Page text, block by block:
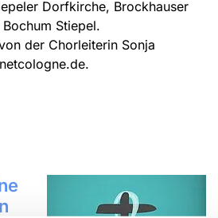
Dorfkirche, Brockhauser
Stiepel.
der Chorleiterin Sonja